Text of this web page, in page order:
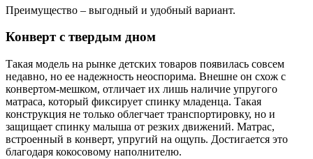
Преимущество – выгодный и удобный вариант.
Конверт с твердым дном
Такая модель на рынке детских товаров появилась совсем
недавно, но ее надежность неоспорима. Внешне он схож с
конвертом-мешком, отличает их лишь наличие упругого
матраса, который фиксирует спинку младенца. Такая
конструкция не только облегчает транспортировку, но и
защищает спинку малыша от резких движений. Матрас,
встроенный в конверт, упругий на ощупь. Достигается это
благодаря кокосовому наполнителю.